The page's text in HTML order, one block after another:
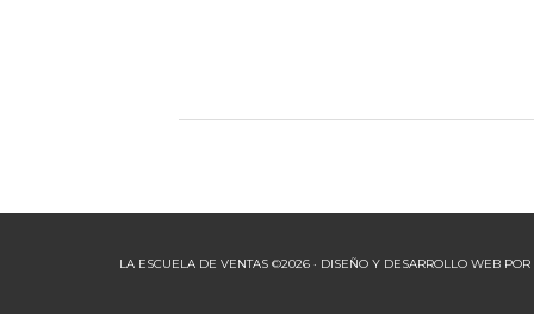
LA ESCUELA DE VENTAS ©2026 · DISEÑO Y DESARROLLO WEB POR